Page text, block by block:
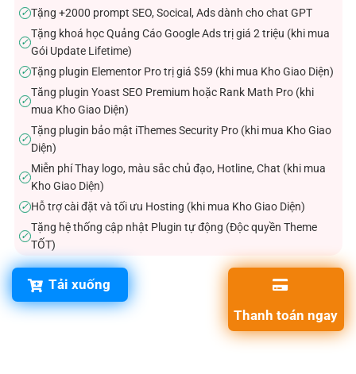
✓Tặng +2000 prompt SEO, Socical, Ads dành cho chat GPT
✓
Tặng khoá học Quảng Cáo Google Ads trị giá 2 triệu (khi mua
Gói Update Lifetime)
✓Tặng plugin Elementor Pro trị giá $59 (khi mua Kho Giao Diện)
✓
Tăng plugin Yoast SEO Premium hoặc Rank Math Pro (khi
mua Kho Giao Diện)
✓
Tặng plugin bảo mật iThemes Security Pro (khi mua Kho Giao
Diện)
✓
Miễn phí Thay logo, màu sắc chủ đạo, Hotline, Chat (khi mua
Kho Giao Diện)
✓Hỗ trợ cài đặt và tối ưu Hosting (khi mua Kho Giao Diện)
✓
Tặng hệ thống cập nhật Plugin tự động (Độc quyền Theme
TỐT)
Tải xuống
Thanh toán ngay